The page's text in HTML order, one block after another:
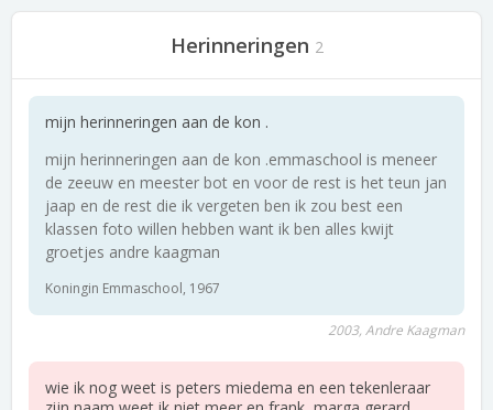
Herinneringen 2
mijn herinneringen aan de kon .
mijn herinneringen aan de kon .emmaschool is meneer
de zeeuw en meester bot en voor de rest is het teun jan
jaap en de rest die ik vergeten ben ik zou best een
klassen foto willen hebben want ik ben alles kwijt
groetjes andre kaagman
Koningin Emmaschool, 1967
2003, Andre Kaagman
wie ik nog weet is peters miedema en een tekenleraar